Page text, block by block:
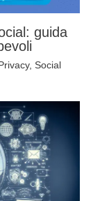
guida
, Social